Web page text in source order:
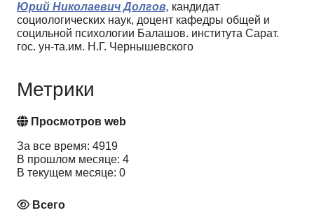
Юрий Николаевич Долгов, кандидат
социологических наук, доцент кафедры общей и
социльной психологии Балашов. института Сарат.
гос. ун-та.им. Н.Г. Чернышевского
Метрики
Просмотров web
За все время: 4919
В прошлом месяце: 4
В текущем месяце: 0
Всего